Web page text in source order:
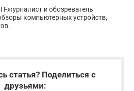
журналист и обозреватель
компьютерных устройств,
статья? Поделиться с
друзьями: